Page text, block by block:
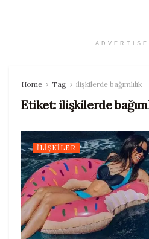
Home Tag ilişkilerde bağımlılık
Etiket: ilişkilerde
İLIŞKILER